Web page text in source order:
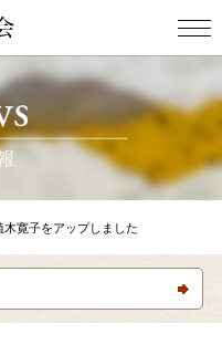
」
寛子をアップしました